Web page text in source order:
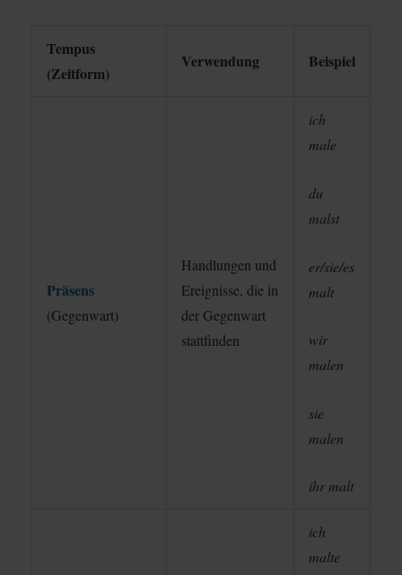
Tempus
(Zeitform)
Verwendung Beispiel
Präsens
(Gegenwart)
Handlungen und
Ereignisse, die in
der Gegenwart
stattfinden
ich
male
du
malst
er/sie/es
malt
wir
malen
sie
malen
ihr malt
ich
malte